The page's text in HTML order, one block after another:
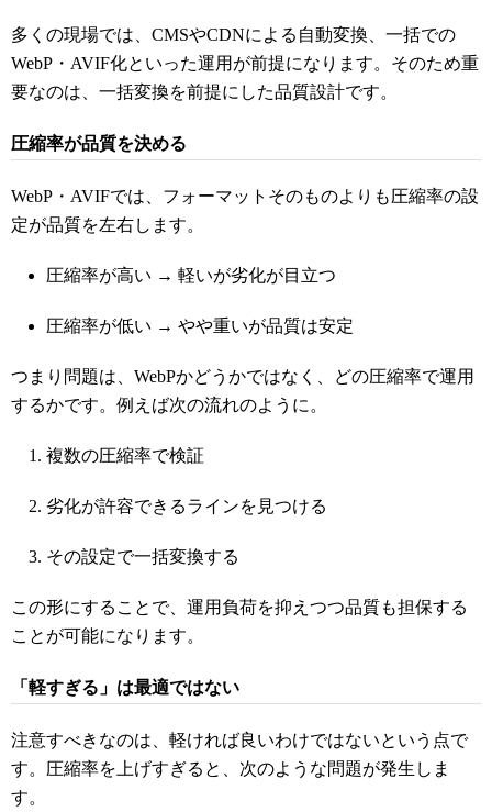
多くの現場では、CMSやCDNによる自動変換、一括での
WebP・AVIF化といった運用が前提になります。そのため重
要なのは、一括変換を前提にした品質設計です。
圧縮率が品質を決める
WebP・AVIFでは、フォーマットそのものよりも圧縮率の設
定が品質を左右します。
圧縮率が高い → 軽いが劣化が目立つ
圧縮率が低い → やや重いが品質は安定
つまり問題は、WebPかどうかではなく、どの圧縮率で運用
するかです。例えば次の流れのように。
複数の圧縮率で検証
劣化が許容できるラインを見つける
その設定で一括変換する
この形にすることで、運用負荷を抑えつつ品質も担保する
ことが可能になります。
「軽すぎる」は最適ではない
注意すべきなのは、軽ければ良いわけではないという点で
す。圧縮率を上げすぎると、次のような問題が発生しま
す。